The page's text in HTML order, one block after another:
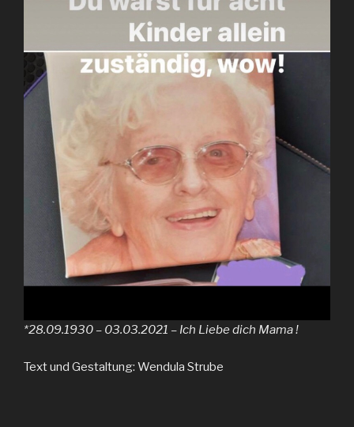
*28.09.1930 – 03.03.2021 – Ich Liebe dich Mama !
Text und Gestaltung: Wendula Strube